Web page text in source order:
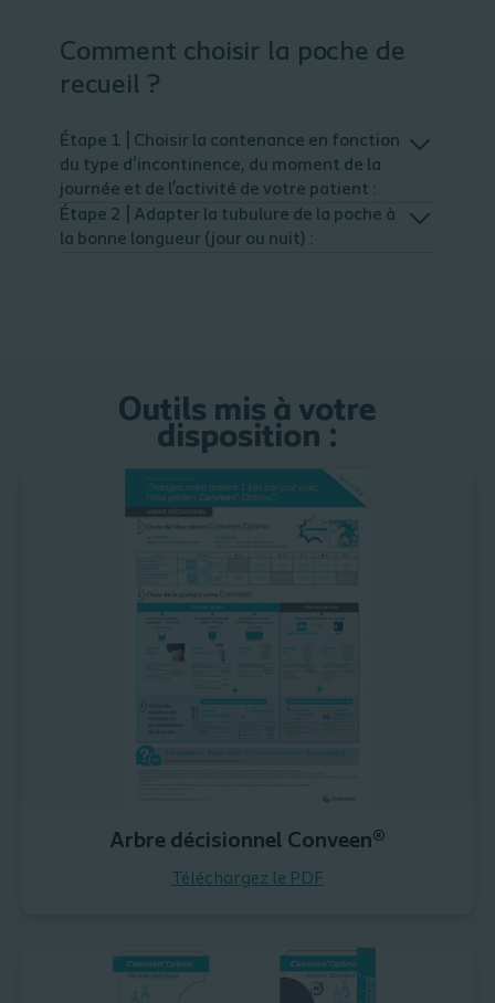
Comment choisir la poche de
recueil ?
Étape 1 | Choisir la contenance en fonction
du type d'incontinence, du moment de la
journée et de l’activité de votre patient :
Étape 2 | Adapter la tubulure de la poche à
la bonne longueur (jour ou nuit) :
Outils mis à votre
disposition :
Arbre décisionnel Conveen®
Téléchargez le PDF